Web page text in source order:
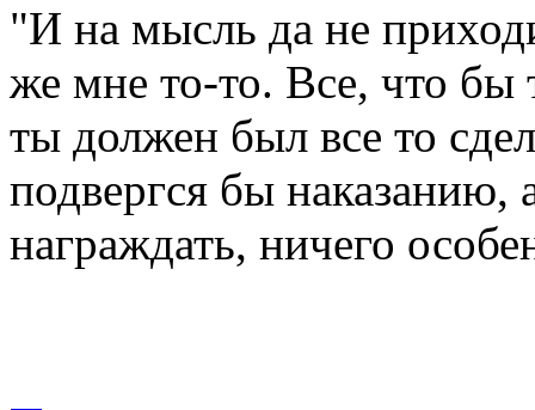
"И на мысль да не
же мне то-то. Все, что
ты должен был все то
подвергся бы наказанию,
награждать, ничего